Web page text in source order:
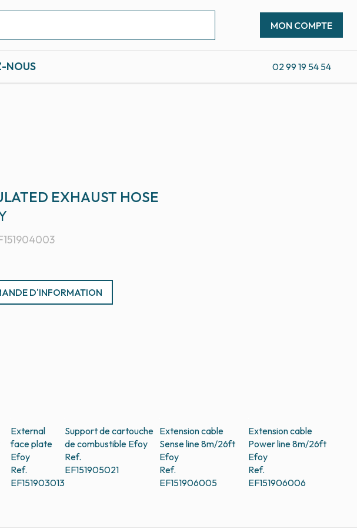
NOUS
MON COMPTE
02 99 19 54 54
EXHAUST HOSE
D'INFORMATION
External
face plate
Efoy
Ref.
EF151903013
Support de cartouche
de combustible Efoy
Ref.
EF151905021
Extension cable
Sense line 8m/26ft
Efoy
Ref.
EF151906005
Extension cable
Power line 8m/26ft
Efoy
Ref.
EF151906006